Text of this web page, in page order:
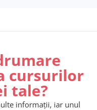
cursurilor
tale?
informații, iar unul